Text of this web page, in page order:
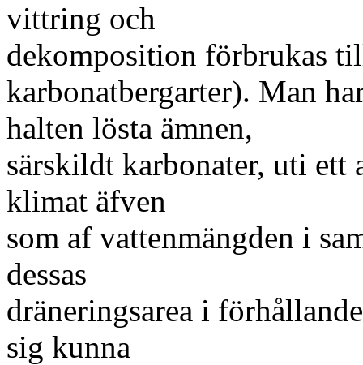
vittring och
dekomposition förbrukas
karbonatbergarter). Man
halten lösta ämnen,
särskildt karbonater, uti
klimat äfven
som af vattenmängden i
dessas
dräneringsarea i
sig kunna